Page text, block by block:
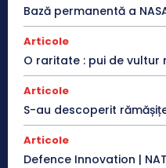
Bază permanentă a
Articole
O raritate : pui de vultur
Articole
S-au descoperit
Articole
Defence Innovation |